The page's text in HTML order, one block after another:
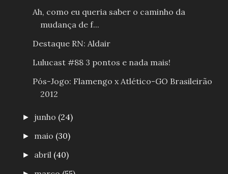
Ah, como eu queria saber o caminho da
mudança de f...
Destaque RN: Aldair
Lulucast #88 3 pontos e nada mais!
Pós-Jogo: Flamengo x Atlético-GO Brasileirão
2012
► junho (24)
► maio (30)
► abril (40)